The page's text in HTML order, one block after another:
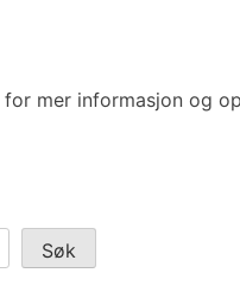
for mer informasjon og
Søk